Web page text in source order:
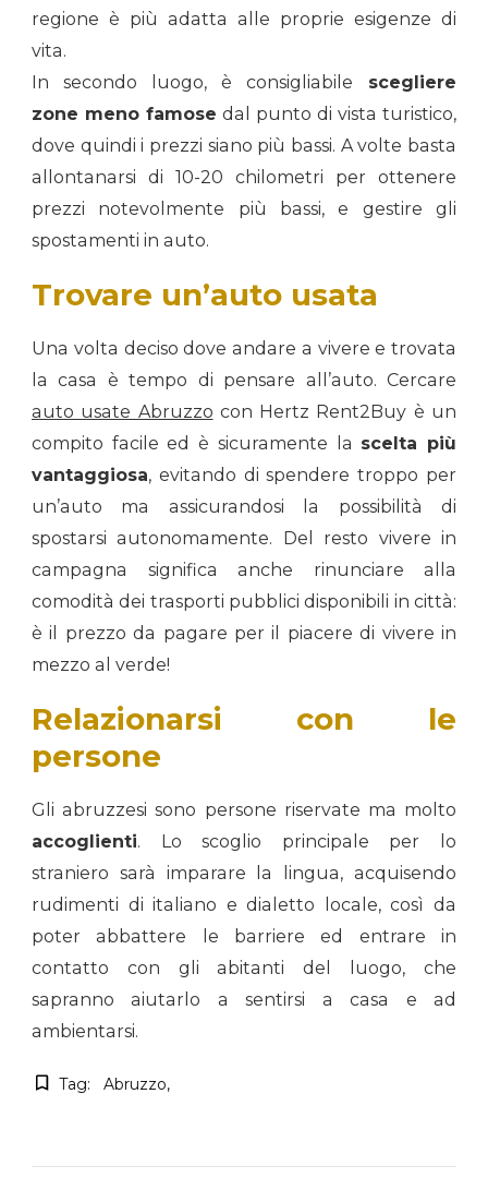
regione è più adatta alle proprie esigenze di
vita.
In secondo luogo, è consigliabile scegliere
zone meno famose dal punto di vista turistico,
dove quindi i prezzi siano più bassi. A volte basta
allontanarsi di 10-20 chilometri per ottenere
prezzi notevolmente più bassi, e gestire gli
spostamenti in auto.
Trovare un’auto usata
Una volta deciso dove andare a vivere e trovata
la casa è tempo di pensare all’auto. Cercare
auto usate Abruzzo con Hertz Rent2Buy è un
compito facile ed è sicuramente la scelta più
vantaggiosa, evitando di spendere troppo per
un’auto ma assicurandosi la possibilità di
spostarsi autonomamente. Del resto vivere in
campagna significa anche rinunciare alla
comodità dei trasporti pubblici disponibili in città:
è il prezzo da pagare per il piacere di vivere in
mezzo al verde!
Relazionarsi con le
persone
Gli abruzzesi sono persone riservate ma molto
accoglienti. Lo scoglio principale per lo
straniero sarà imparare la lingua, acquisendo
rudimenti di italiano e dialetto locale, così da
poter abbattere le barriere ed entrare in
contatto con gli abitanti del luogo, che
sapranno aiutarlo a sentirsi a casa e ad
ambientarsi.
Tag: Abruzzo